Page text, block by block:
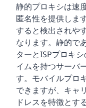
静的プロキシは速
匿名性を提供しま
すると検出されや
なります。静的で
ターとISPプロキ
イムを持つサーバ
す。モバイルプロ
できますが、キャ
ドレスを特徴とす